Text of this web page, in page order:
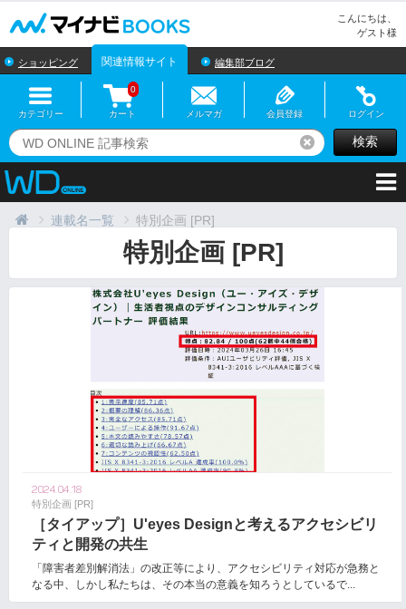
こんにちは、
ゲスト様
ショッピング 関連情報サイト 編集部ブログ
カテゴリー カート
0
メルマガ 会員登録 ログイン
リセット検索
連載名一覧 特別企画 [PR]
特別企画 [PR]
2024.04.18
特別企画 [PR]
［タイアップ］U'eyes Designと考えるアクセシビリ
ティと開発の共生
「障害者差別解消法」の改正等により、アクセシビリティ対応が急務と
なる中、しかし私たちは、その本当の意義を知ろうとしているで...